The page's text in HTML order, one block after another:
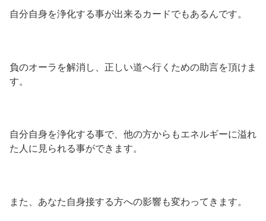
自分自身を浄化する事が出来るカードでもあるんです。
負のオーラを解消し、正しい道へ行くための助言を頂けま
す。
自分自身を浄化する事で、他の方からもエネルギーに溢れ
た人に見られる事ができます。
また、あなた自身接する方への影響も変わってきます。